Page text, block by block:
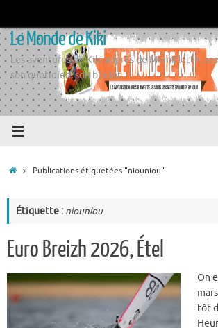
contenu
Le Monde de Kiki
Les aventures de Kiki auprès de Momiflette,
son quotidien, son boulot
AccueilPublications étiquetées "niouniou"
Étiquette : niouniou
Euro Breizh 2026, Étel
On
tôt